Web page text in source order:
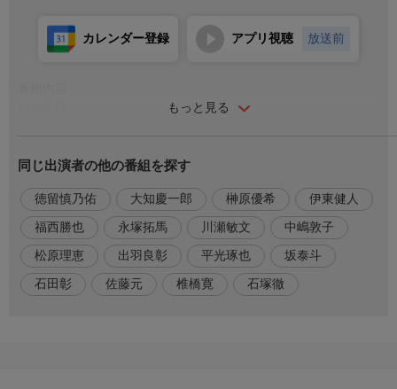
もっと見る
カレンダー登録 アプリ視聴 放送前
する特殊な機関だった。
栖鳳中学三年生の岩元胡堂は軍の訓令により全国各地へ調査に赴
く。
だが彼が往く先々では常に特殊な力を持った人間、「能力者」が
いて…!?
同じ出演者の他の番組を探す
徳留慎乃佑 大知慶一郎 榊原優希 伊東健人
福西勝也 永塚拓馬 川瀬敏文 中嶋敦子
松原理恵 出羽良彰 平光琢也 坂泰斗
石田彰 佐藤元 椎橋寛 石塚徹